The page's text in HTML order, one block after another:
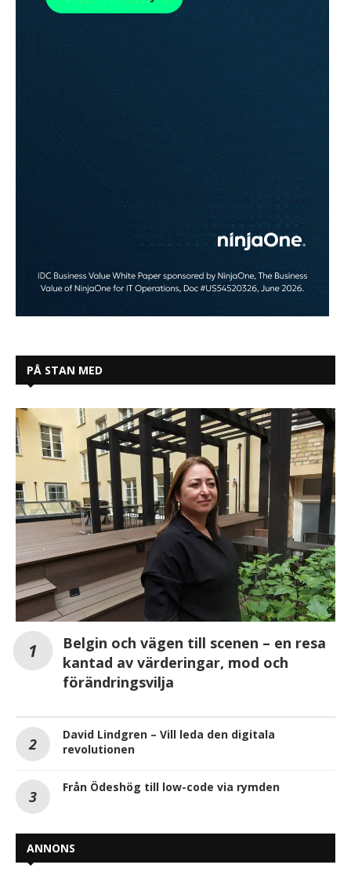
PÅ STAN MED
Belgin och vägen till scenen – en resa
kantad av värderingar, mod och
förändringsvilja
David Lindgren – Vill leda den digitala
revolutionen
Från Ödeshög till low-code via rymden
ANNONS